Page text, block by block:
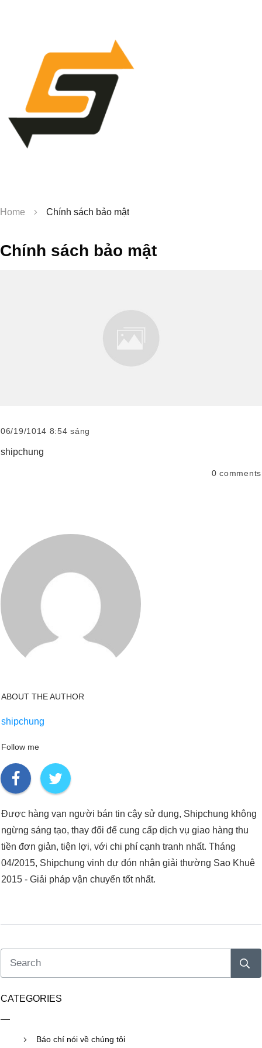
Home Chính sách bảo mật
Chính sách bảo mật
06/19/1014 8:54 sáng
shipchung
0 comments
ABOUT THE AUTHOR
shipchung
Follow me
Được hàng vạn người bán tin cậy sử dụng, Shipchung không
ngừng sáng tạo, thay đổi để cung cấp dịch vụ giao hàng thu
tiền đơn giản, tiện lợi, với chi phí cạnh tranh nhất. Tháng
04/2015, Shipchung vinh dự đón nhận giải thường Sao Khuê
2015 - Giải pháp vận chuyển tốt nhất.
CATEGORIES
Báo chí nói về chúng tôi